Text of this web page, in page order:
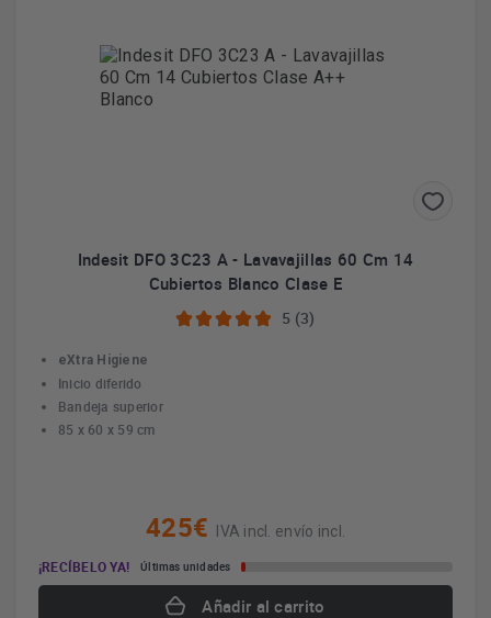
Indesit DFO 3C23 A - Lavavajillas 60 Cm 14
Cubiertos Blanco Clase E
5 (3)
eXtra Higiene
Inicio diferido
Bandeja superior
85 x 60 x 59 cm
425€
IVA incl. envío incl.
¡RECÍBELO YA!
Últimas unidades
Añadir al carrito